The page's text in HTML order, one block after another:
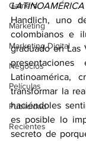
Gamers
Marketing
Marketing Digital
Negocios
Películas
Publicidad
Recientes
Handlich, uno
colombianos e
graduado en Las
Latinoamérica,
transformar la
haciéndoles
es posible lo
secreto de